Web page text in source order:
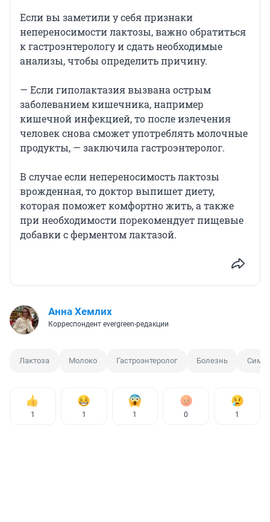
Если вы заметили у себя признаки
непереносимости лактозы, важно обратиться
к гастроэнтерологу и сдать необходимые
анализы, чтобы определить причину.
— Если гиполактазия вызвана острым
заболеванием кишечника, например
кишечной инфекцией, то после излечения
человек снова сможет употреблять молочные
продукты, — заключила гастроэнтеролог.
В случае если непереносимость лактозы
врожденная, то доктор выпишет диету,
которая поможет комфортно жить, а также
при необходимости порекомендует пищевые
добавки с ферментом лактазой.
Анна Хемлих
Корреспондент evergreen-редакции
Лактоза Молоко Гастроэнтеролог Болезнь
1 1 1 0 1